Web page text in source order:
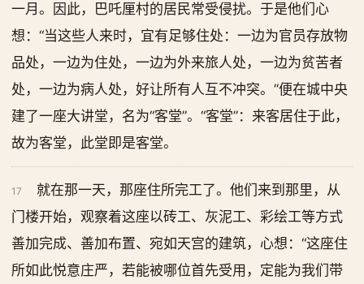
一月。因此，巴吒厘村的居民常受侵扰。于是他们心
想：“当这些人来时，宜有足够住处：一边为官员存放物
品处，一边为住处，一边为外来旅人处，一边为贫苦者
处，一边为病人处，好让所有人互不冲突。”便在城中央
建了一座大讲堂，名为“客堂”。“客堂”：来客居住于此，
故为客堂，此堂即是客堂。
17
就在那一天，那座住所完工了。他们来到那里，从
门楼开始，观察着这座以砖工、灰泥工、彩绘工等方式
善加完成、善加布置、宛如天宫的建筑，心想：“这座住
所如此悦意庄严，若能被哪位首先受用，定能为我们带